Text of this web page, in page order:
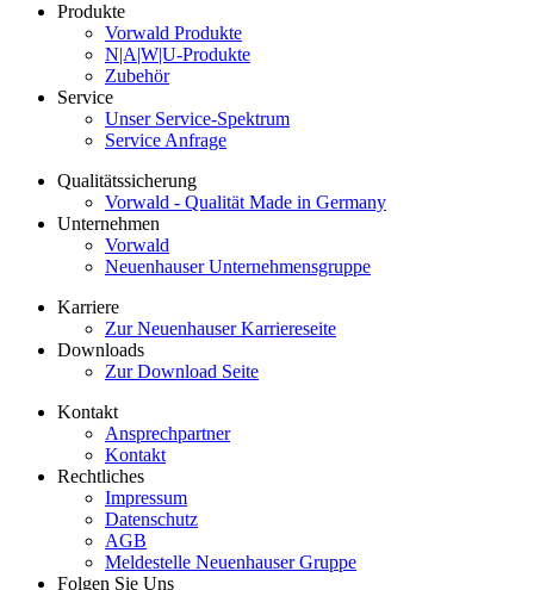
Produkte
Vorwald Produkte
N|A|W|U-Produkte
Zubehör
Service
Unser Service-Spektrum
Service Anfrage
Qualitätssicherung
Vorwald - Qualität Made in Germany
Unternehmen
Vorwald
Neuenhauser Unternehmensgruppe
Karriere
Zur Neuenhauser Karriereseite
Downloads
Zur Download Seite
Kontakt
Ansprechpartner
Kontakt
Rechtliches
Impressum
Datenschutz
AGB
Meldestelle Neuenhauser Gruppe
Folgen Sie Uns